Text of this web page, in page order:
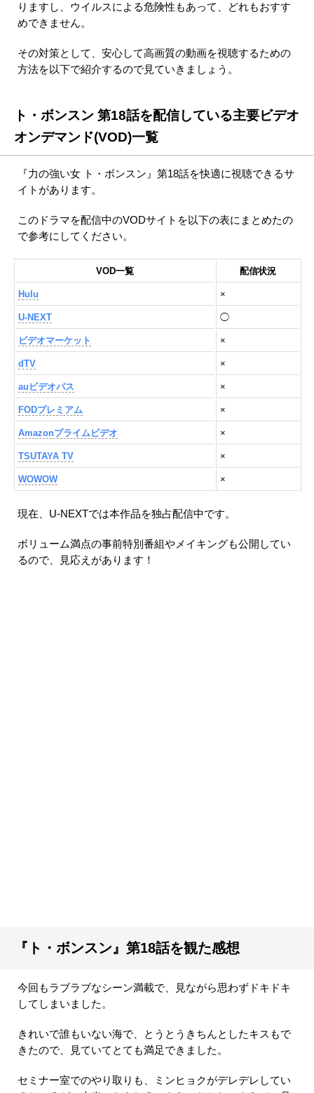
りますし、ウイルスによる危険性もあって、どれもおすす
めできません。
その対策として、安心して高画質の動画を視聴するための
方法を以下で紹介するので見ていきましょう。
ト・ボンスン 第18話を配信している主要ビデオ
オンデマンド(VOD)一覧
『力の強い女 ト・ボンスン』第18話を快適に視聴できるサ
イトがあります。
このドラマを配信中のVODサイトを以下の表にまとめたの
で参考にしてください。
VOD一覧 配信状況
Hulu ×
U-NEXT ◯
ビデオマーケット ×
dTV ×
auビデオパス ×
FODプレミアム ×
Amazonプライムビデオ ×
TSUTAYA TV ×
WOWOW ×
現在、U-NEXTでは本作品を独占配信中です。
ボリューム満点の事前特別番組やメイキングも公開してい
るので、見応えがあります！
『ト・ボンスン』第18話を観た感想
今回もラブラブなシーン満載で、見ながら思わずドキドキ
してしまいました。
きれいで誰もいない海で、とうとうきちんとしたキスもで
きたので、見ていてとても満足できました。
セミナー室でのやり取りも、ミンヒョクがデレデレしてい